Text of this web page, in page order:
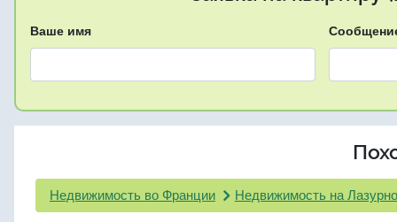
Ваше имя
Недвижимость во Франции Недвижимость на